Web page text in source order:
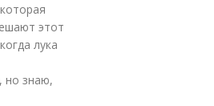
этот
лука
но знаю,